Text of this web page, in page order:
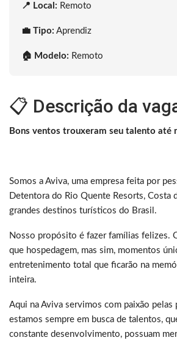
📍 Local: Remoto
💼 Tipo: Aprendiz
🏠 Modelo: Remoto
📋 Descrição da
Bons ventos trouxeram seu talento até
Somos a Aviva, uma empresa feita por
Detentora do Rio Quente Resorts, Costa
grandes destinos turísticos do Brasil.
Nosso propósito é fazer famílias felizes.
que hospedagem, mas sim, momentos
entretenimento total que ficarão na
inteira.
Aqui na Aviva servimos com paixão pelas
estamos sempre em busca de talentos,
constante desenvolvimento, possuam